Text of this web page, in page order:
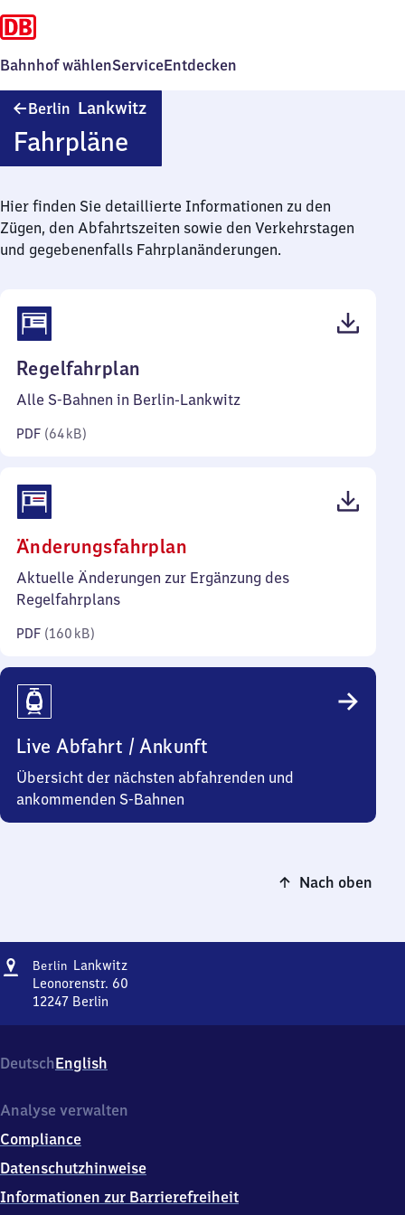
Bahnhof wählenServiceEntdecken
Berlin Lankwitz
Fahrpläne
Hier finden Sie detaillierte Informationen zu den
Zügen, den Abfahrtszeiten sowie den Verkehrstagen
und gegebenenfalls Fahrplanänderungen.
Regelfahrplan
64
Alle S-Bahnen in Berlin-Lankwitz
PDF (64 kB)
Änderungsfahrplan
160
Aktuelle Änderungen zur Ergänzung des
Regelfahrplans
PDF (160 kB)
Live Abfahrt / Ankunft
Übersicht der nächsten abfahrenden und
ankommenden S-Bahnen
Nach oben
Adresse
Berlin LankwitzBerlin-
Lankwitz
Leonorenstr. 60
12247 Berlin
Leonorenstr.
60,
2
4
7
DeutschEnglish
Analyse verwalten
Compliance
Datenschutzhinweise
Informationen zur Barrierefreiheit